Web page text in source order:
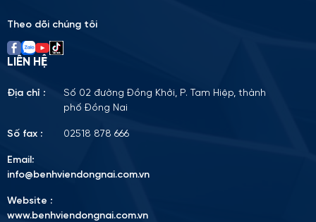
Theo dõi chúng tôi
LIÊN HỆ
Địa chỉ :
Số 02 đường Đồng Khởi, P. Tam Hiệp, thành
phố Đồng Nai
Số fax : 02518 878 666
Email:
info@benhviendongnai.com.vn
Website :
www.benhviendongnai.com.vn